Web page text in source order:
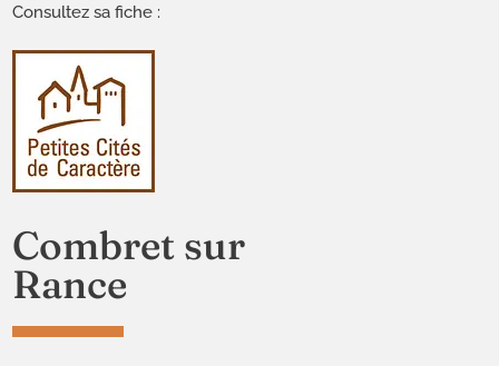
Consultez sa fiche :
Combret sur
Rance